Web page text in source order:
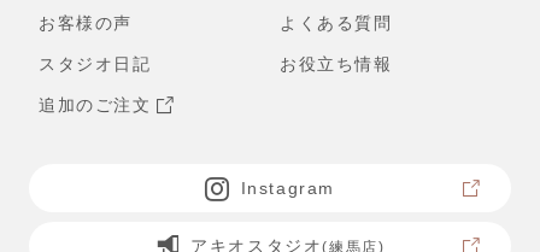
お客様の声 よくある質問
スタジオ日記 お役立ち情報
追加のご注文
Instagram
アキオスタジオ(練馬店)